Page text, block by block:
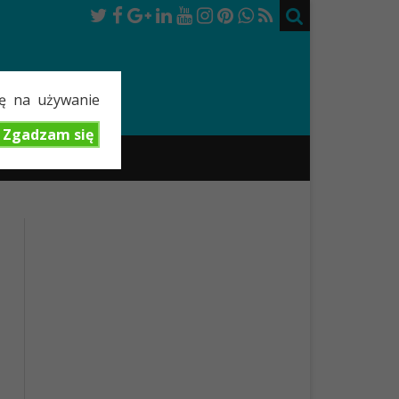
na używanie
Zgadzam się